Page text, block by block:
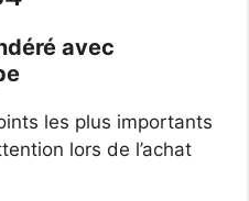
avec
les plus importants
lors de l’achat